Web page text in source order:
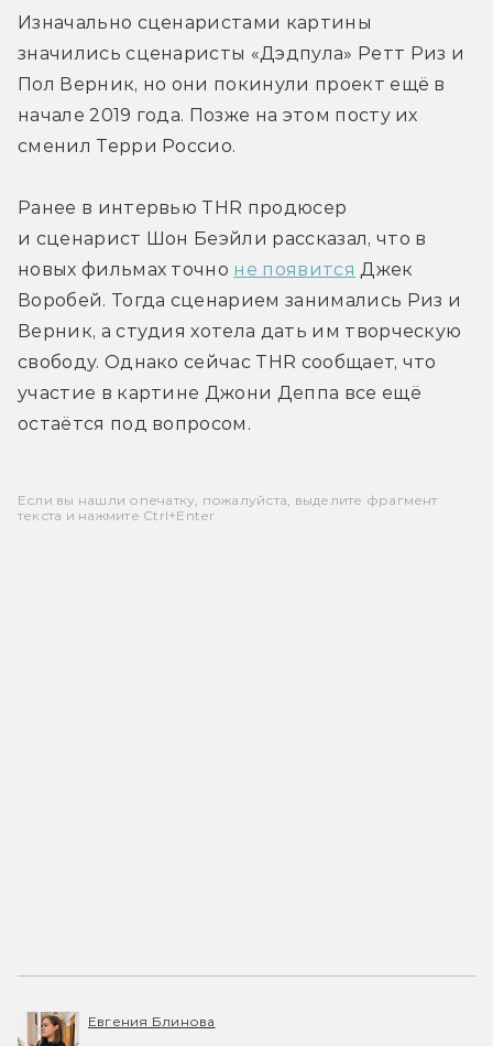
Изначально сценаристами картины
значились сценаристы «Дэдпула» Ретт Риз и
Пол Верник, но они покинули проект ещё в
начале 2019 года. Позже на этом посту их
сменил Терри Россио.
Ранее в интервью THR продюсер
и сценарист Шон Беэйли рассказал, что в
новых фильмах точно не появится Джек
Воробей. Тогда сценарием занимались Риз и
Верник, а студия хотела дать им творческую
свободу. Однако сейчас THR сообщает, что
участие в картине Джони Деппа все ещё
остаётся под вопросом.
Если вы нашли опечатку, пожалуйста, выделите фрагмент
текста и нажмите Ctrl+Enter.
Евгения Блинова